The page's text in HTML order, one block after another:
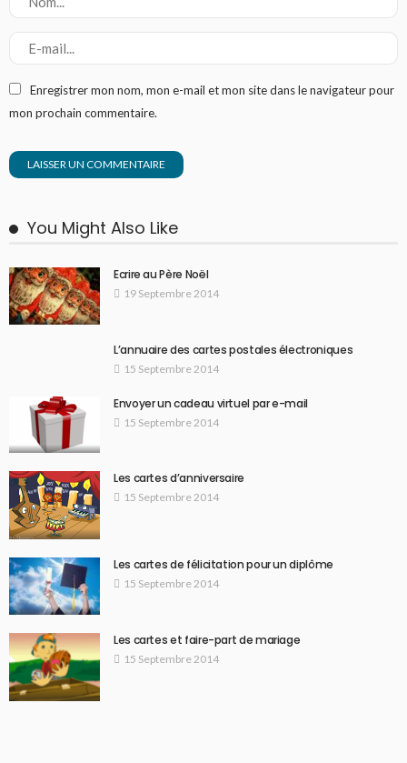
Enregistrer mon nom, mon e-mail et mon site dans le navigateur pour
mon prochain commentaire.
You Might Also Like
Ecrire au Père Noël
19 Septembre 2014
L’annuaire des cartes postales électroniques
15 Septembre 2014
Envoyer un cadeau virtuel par e-mail
15 Septembre 2014
Les cartes d’anniversaire
15 Septembre 2014
Les cartes de félicitation pour un diplôme
15 Septembre 2014
Les cartes et faire-part de mariage
15 Septembre 2014